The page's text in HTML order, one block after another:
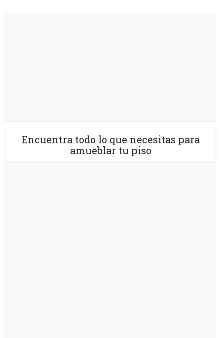
Encuentra todo lo que necesitas para
amueblar tu piso